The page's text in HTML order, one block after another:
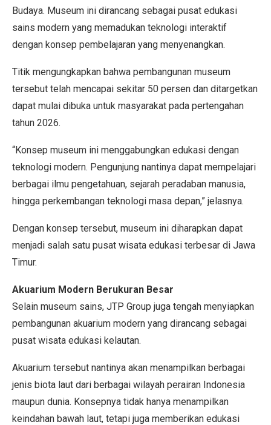
Budaya. Museum ini dirancang sebagai pusat edukasi
sains modern yang memadukan teknologi interaktif
dengan konsep pembelajaran yang menyenangkan.
Titik mengungkapkan bahwa pembangunan museum
tersebut telah mencapai sekitar 50 persen dan ditargetkan
dapat mulai dibuka untuk masyarakat pada pertengahan
tahun 2026.
“Konsep museum ini menggabungkan edukasi dengan
teknologi modern. Pengunjung nantinya dapat mempelajari
berbagai ilmu pengetahuan, sejarah peradaban manusia,
hingga perkembangan teknologi masa depan,” jelasnya.
Dengan konsep tersebut, museum ini diharapkan dapat
menjadi salah satu pusat wisata edukasi terbesar di Jawa
Timur.
Akuarium Modern Berukuran Besar
Selain museum sains, JTP Group juga tengah menyiapkan
pembangunan akuarium modern yang dirancang sebagai
pusat wisata edukasi kelautan.
Akuarium tersebut nantinya akan menampilkan berbagai
jenis biota laut dari berbagai wilayah perairan Indonesia
maupun dunia. Konsepnya tidak hanya menampilkan
keindahan bawah laut, tetapi juga memberikan edukasi